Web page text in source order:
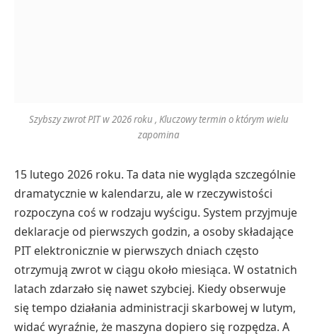
Szybszy zwrot PIT w 2026 roku , Kluczowy termin o którym wielu
zapomina
15 lutego 2026 roku. Ta data nie wygląda szczególnie
dramatycznie w kalendarzu, ale w rzeczywistości
rozpoczyna coś w rodzaju wyścigu. System przyjmuje
deklaracje od pierwszych godzin, a osoby składające
PIT elektronicznie w pierwszych dniach często
otrzymują zwrot w ciągu około miesiąca. W ostatnich
latach zdarzało się nawet szybciej. Kiedy obserwuje
się tempo działania administracji skarbowej w lutym,
widać wyraźnie, że maszyna dopiero się rozpędza. A